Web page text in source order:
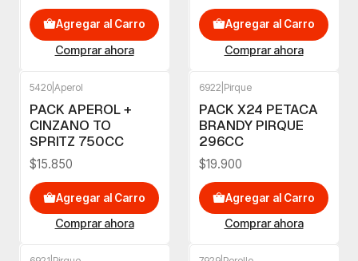
Agregar al Carro
Comprar ahora
Agregar al Carro
Comprar ahora
5420 Aperol
PACK APEROL +
CINZANO TO
SPRITZ 750CC
$15.850
Agregar al Carro
Comprar ahora
6922 Pirque
PACK X24 PETACA
BRANDY PIRQUE
296CC
$19.900
Agregar al Carro
Comprar ahora